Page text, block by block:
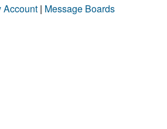
Account | Message Boards